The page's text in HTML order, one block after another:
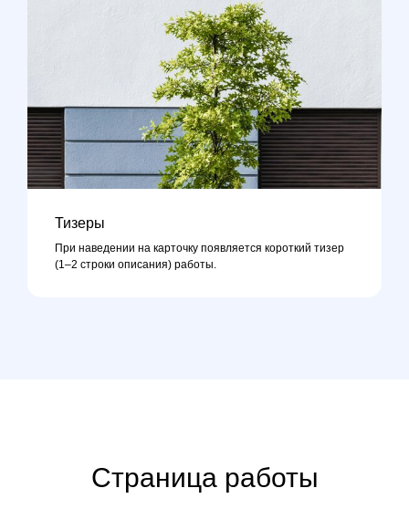
Тизеры
При наведении на карточку появляется короткий тизер
(1–2 строки описания) работы.
Страница работы